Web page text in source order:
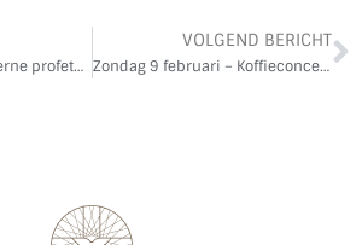
In gesprek over Moderne profeten – zondag 12 januari
VOLGEND BERICHT
Zondag 9 februari – Koffieconcert AMDG